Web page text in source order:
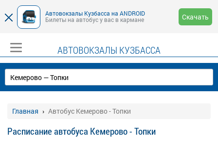
Автовокзалы Кузбасса на ANDROID
Билеты на автобус у вас в кармане
Скачать
АВТОВОКЗАЛЫ КУЗБАССА
Главная Автобус Кемерово - Топки
Расписание автобуса Кемерово - Топки